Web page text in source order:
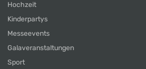
Hochzeit
Kinderpartys
Messeevents
Galaveranstaltungen
Sport